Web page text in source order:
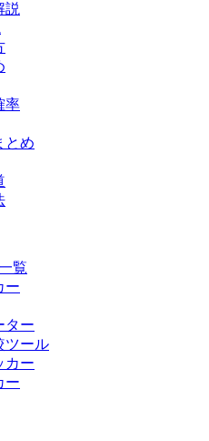
説
率
とめ
覧
ー
ター
ツール
カー
ー